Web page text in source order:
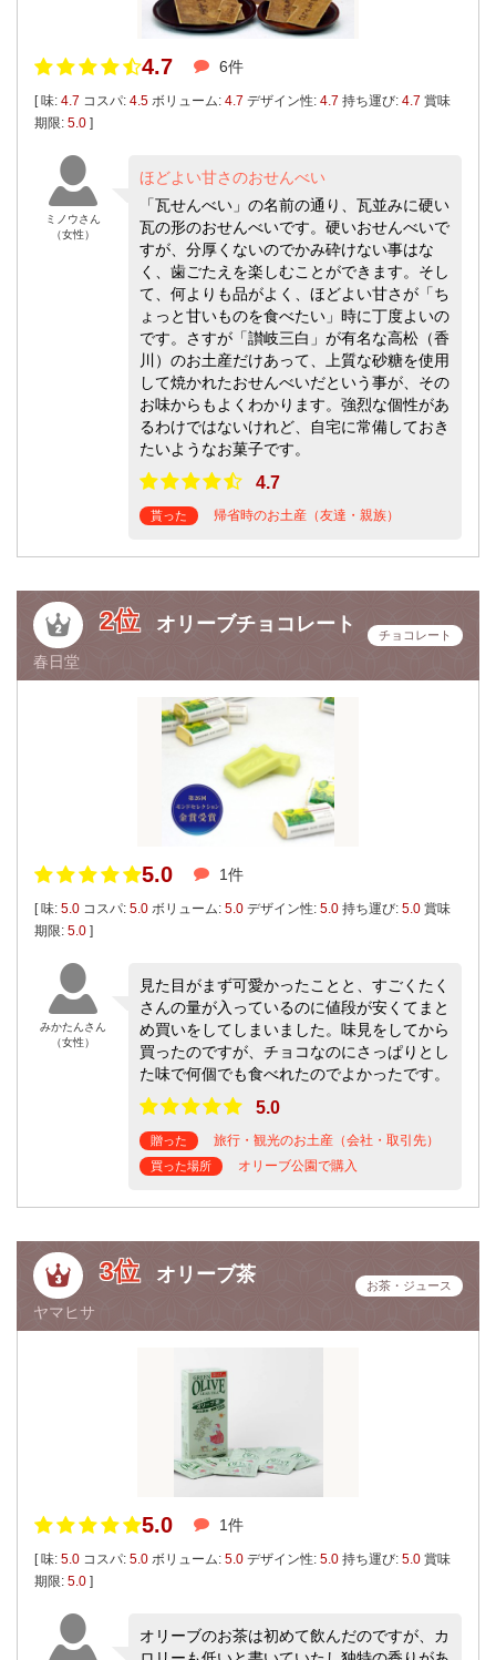
4.7 6件
[ 味: 4.7 コスパ: 4.5 ボリューム: 4.7 デザイン性: 4.7 持ち運び: 4.7 賞味
期限: 5.0 ]
ミノウさん
（女性）
ほどよい甘さのおせんべい
「瓦せんべい」の名前の通り、瓦並みに硬い
瓦の形のおせんべいです。硬いおせんべいで
すが、分厚くないのでかみ砕けない事はな
く、歯ごたえを楽しむことができます。そし
て、何よりも品がよく、ほどよい甘さが「ち
ょっと甘いものを食べたい」時に丁度よいの
です。さすが「讃岐三白」が有名な高松（香
川）のお土産だけあって、上質な砂糖を使用
して焼かれたおせんべいだという事が、その
お味からもよくわかります。強烈な個性があ
るわけではないけれど、自宅に常備しておき
たいようなお菓子です。
4.7
貰った 帰省時のお土産（友達・親族）
2位 オリーブチョコレート
春日堂
チョコレート
5.0 1件
[ 味: 5.0 コスパ: 5.0 ボリューム: 5.0 デザイン性: 5.0 持ち運び: 5.0 賞味
期限: 5.0 ]
みかたんさん
（女性）
見た目がまず可愛かったことと、すごくたく
さんの量が入っているのに値段が安くてまと
め買いをしてしまいました。味見をしてから
買ったのですが、チョコなのにさっぱりとし
た味で何個でも食べれたのでよかったです。
5.0
贈った 旅行・観光のお土産（会社・取引先）
買った場所 オリーブ公園で購入
3位 オリーブ茶
ヤマヒサ
お茶・ジュース
5.0 1件
[ 味: 5.0 コスパ: 5.0 ボリューム: 5.0 デザイン性: 5.0 持ち運び: 5.0 賞味
期限: 5.0 ]
オリーブのお茶は初めて飲んだのですが、カ